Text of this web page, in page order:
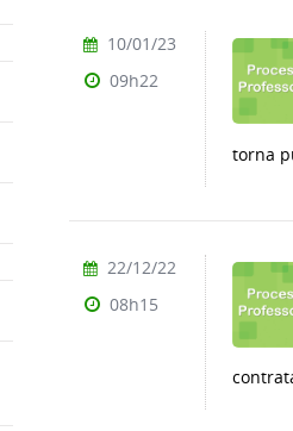
torna
10/01/23
09h22
22/12/22
08h15